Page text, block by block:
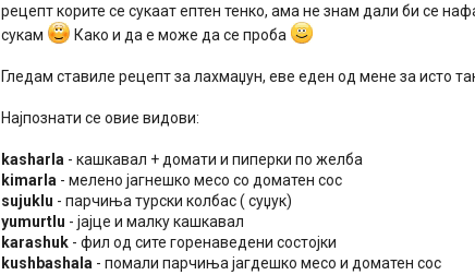
рецепт корите се сукаат ептен тенко, ама не знам дали би се
сукам
Како и да е може да се проба
Гледам ставиле рецепт за лахмаџун, еве еден од мене за исто
Најпознати се овие видови:
kasharla - кашкавал + домати и пиперки по желба
kimarla - мелено јагнешко месо со доматен сос
sujuklu - парчиња турски колбас ( суџук)
yumurtlu - јајце и малку кашкавал
karashuk - фил од сите горенаведени состојки
kushbashala - помали парчиња јагдешко месо и доматен сос